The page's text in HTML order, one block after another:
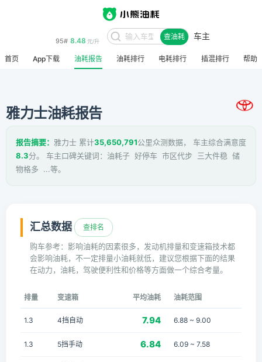
查油耗 车主
首页 App下载 油耗报告 油耗排行 电耗排行 插混排行 帮助
雅力士油耗报告
报告摘要： 雅力士 累计35,650,791公里众测数据， 车主综合满意度
8.3分。 车主口碑关键词：油耗子 好停车 市区代步 三大件稳 储
物格多 ...等。
汇总数据 查排名
购车参考：影响油耗的因素很多，发动机排量和变速箱技术都
会影响油耗，不一定排量小油耗就低，建议您根据下面的结果
在动力，油耗，驾驶便利性和价格等方面做一个综合考量。
排量 变速箱 平均油耗 油耗范围
1.3 4挡自动 7.94 6.88 ~ 9.00
1.3 5挡手动 6.84 6.09 ~ 7.58